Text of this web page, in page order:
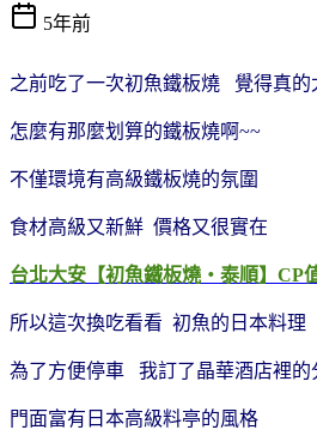
5年前
之前吃了一次初魚鐵板燒 覺得真的
怎麼有那麼划算的鐵板燒啊~~
不僅環境有高級鐵板燒的氛圍
食材高級又新鮮 價格又很實在
台北大安【初魚鐵板燒‧泰順】CP
所以這次換吃看看 初魚的日本料理
為了方便停車 我訂了晶華酒店裡的
門面富有日本高級料亭的風格